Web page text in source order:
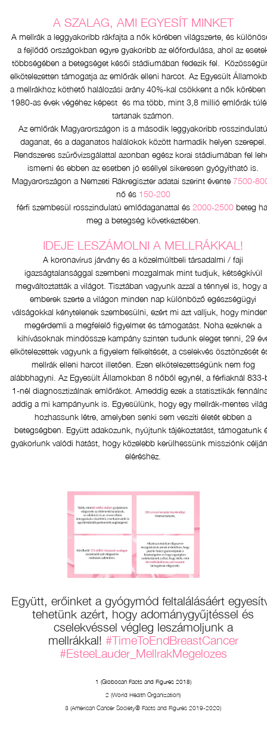
A SZALAG, AMI EGYESÍT MINKET
A mellrák a leggyakoribb rákfajta a nők körében világszerte, és
a fejlődő országokban egyre gyakoribb az előfordulása, ahol az
többségében a betegséget késői stádiumában fedezik fel.
elkötelezetten támogatja az emlőrák elleni harcot. Az Egyesült
a mellrákhoz köthető halálozási arány 40%-kal csökkent a nők körében
1980-as évek végéhez képest és ma több, mint 3,8 millió emlőrák
tartanak számon.
Az emlőrák Magyarországon is a második leggyakoribb rosszindulatú
daganat, és a daganatos halálokok között harmadik helyen szerepel.
Rendszeres szűrővizsgálattal azonban egész korai stádiumában fel
ismerni és ebben az esetben jó eséllyel sikeresen gyógyítható is.
Magyarországon a Nemzeti Rákregiszter adatai szerint évente 7500-
nő és 150-200
férfi szembesül rosszindulatú emlődaganattal és 2000-2500 beteg
meg a betegség következtében
IDEJE LESZÁMOLNI A MELLRÁKKAL!
A koronavírus járvány és a közelmúltbeli társadalmi / faji
igazságtalansággal szembeni mozgalmak mint tudjuk, kétségkívül
megváltoztatták a világot. Tisztában vagyunk azzal a ténnyel is, hogy
emberek szerte a világon minden nap különböző egészségügyi
válságokkal kénytelenek szembesülni, ezért mi azt valljuk, hogy
megérdemli a megfelelő figyelmet és támogatást. Noha ezeknek a
kihívásoknak mindössze kampány szinten tudunk eleget tenni, 29
elkötelezettek vagyunk a figyelem felkeltését, a cselekvés ösztönzését
mellrák elleni harcot illetően. Ezen elkötelezettségünk nem fog
alábbhagyni. Az Egyesült Államokban 8 nőből egynél, a férfiaknál 833-
1-nél diagnosztizálnak emlőrákot. Ameddig ezek a statisztikák
addig a mi kampányunk is. Egyesülünk, hogy egy mellrák-mentes
hozhassunk létre, amelyben senki sem veszíti életét ebben a
betegségben. Együtt adakozunk, nyújtunk tájékoztatást, támogatunk
gyakorlunk valódi hatást, hogy közelebb kerülhessünk missziónk
eléréshez.
Együtt, erőinket a gyógymód feltalálásáért
tehetünk azért, hogy adománygyűjtéssel és
cselekvéssel végleg leszámoljunk a
mellrákkal! #TimeToEndBreastCancer
#EsteeLauder_MellrakMegelozes
1 (Globocan Facts and Figures 2018)
2 (World Health Organization)
3 (American Cancer Society® Facts and Figures 2019-2020)